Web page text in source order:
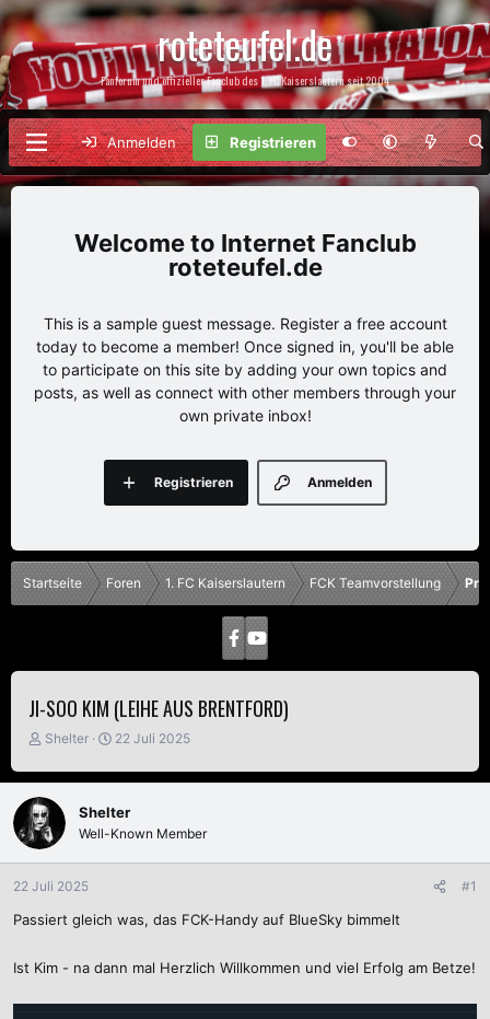
roteteufel.de
Fanforum und offizieller Fanclub des 1. FC Kaiserslautern seit 2004
Anmelden Registrieren
Internet Fanclub
roteteufel.de
This is a sample guest message. Register a free account
today to become a member! Once signed in, you'll be able
to participate on this site by adding your own topics and
posts, as well as connect with other members through your
own private inbox!
Anmelden
Registrieren
Startseite Foren 1. FC Kaiserslautern FCK Teamvorstellung
JI-SOO KIM (LEIHE AUS BRENTFORD)
E
s
t
e
l
r
Shelter
E
s
e
l
m
22 Juli 2025
Shelter
Well-Known Member
22 Juli 2025 #1
Passiert gleich was, das FCK-Handy auf BlueSky bimmelt
Ist Kim - na dann mal Herzlich Willkommen und viel Erfolg am Betze!